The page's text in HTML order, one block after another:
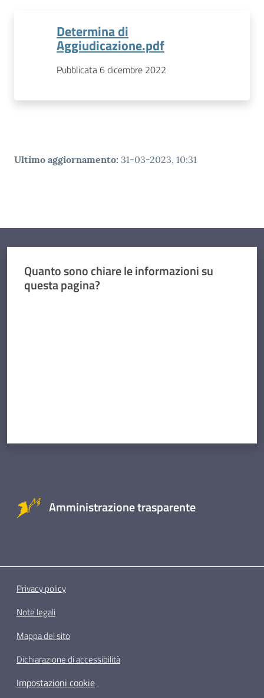
Determina di
Aggiudicazione.pdf
Pubblicata 6 dicembre 2022
Ultimo aggiornamento: 31-03-2023, 10:31
Quanto sono chiare le informazioni su
questa pagina?
Amministrazione trasparente
Privacy policy
Note legali
Mappa del sito
Dichiarazione di accessibilità
Impostazioni cookie